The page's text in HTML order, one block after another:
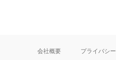
会社概要 プライバシ